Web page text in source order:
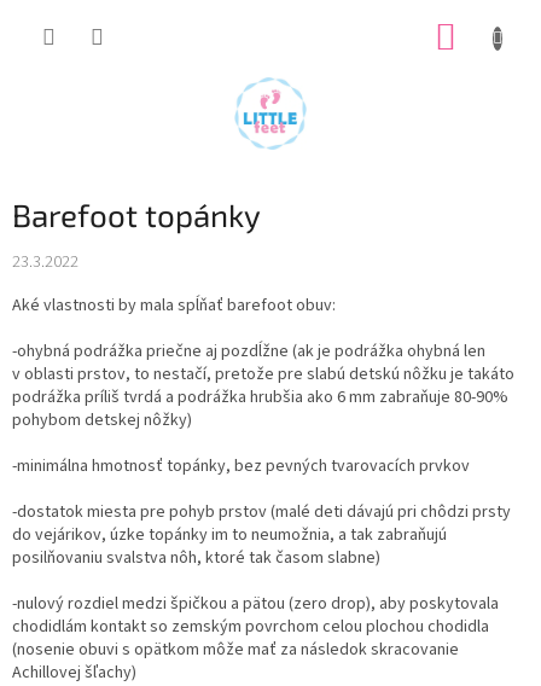
Barefoot topánky
23.3.2022
Aké vlastnosti by mala spĺňať barefoot obuv:
-ohybná podrážka priečne aj pozdĺžne (ak je podrážka ohybná len
v oblasti prstov, to nestačí, pretože pre slabú detskú nôžku je takáto
podrážka príliš tvrdá a podrážka hrubšia ako 6 mm zabraňuje 80-90%
pohybom detskej nôžky)
-minimálna hmotnosť topánky, bez pevných tvarovacích prvkov
-dostatok miesta pre pohyb prstov (malé deti dávajú pri chôdzi prsty
do vejárikov, úzke topánky im to neumožnia, a tak zabraňujú
posilňovaniu svalstva nôh, ktoré tak časom slabne)
-nulový rozdiel medzi špičkou a pätou (zero drop), aby poskytovala
chodidlám kontakt so zemským povrchom celou plochou chodidla
(nosenie obuvi s opätkom môže mať za následok skracovanie
Achillovej šľachy)